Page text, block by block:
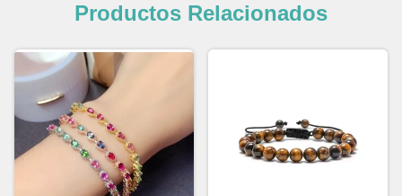
Productos Relacionados